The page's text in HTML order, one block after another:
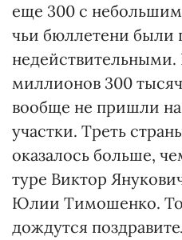
еще 300 с
чьи бюллетени были
недействительными.
миллионов 300
вообще не пришли
участки. Треть
оказалось больше,
туре Виктор
Юлии Тимошенко.
дождутся